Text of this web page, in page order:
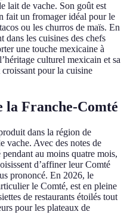
lait de vache. Son goût est
fait un fromager idéal pour le
ou les churros de maïs. En
dans les cuisines des chefs
une touche mexicaine à
culturel mexicain et sa
pour la cuisine
la Franche-Comté
dans la région de
vache. Avec des notes de
au moins quatre mois,
d’affiner leur Comté
prononcé. En 2026, le
le Comté, est en pleine
de restaurants étoilés tout
pour les plateaux de